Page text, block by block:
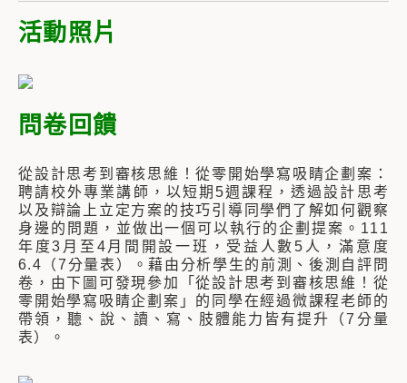
活動照片
問卷回饋
從設計思考到審核思維！從零開始學寫吸睛企劃案：
聘請校外專業講師，以短期5週課程，透過設計思考
以及辯論上立定方案的技巧引導同學們了解如何觀察
身邊的問題，並做出一個可以執行的企劃提案。111
年度3月至4月間開設一班，受益人數5人，滿意度
6.4（7分量表）。藉由分析學生的前測、後測自評問
卷，由下圖可發現參加「從設計思考到審核思維！從
零開始學寫吸睛企劃案」的同學在經過微課程老師的
帶領，聽、說、讀、寫、肢體能力皆有提升（7分量
表）。